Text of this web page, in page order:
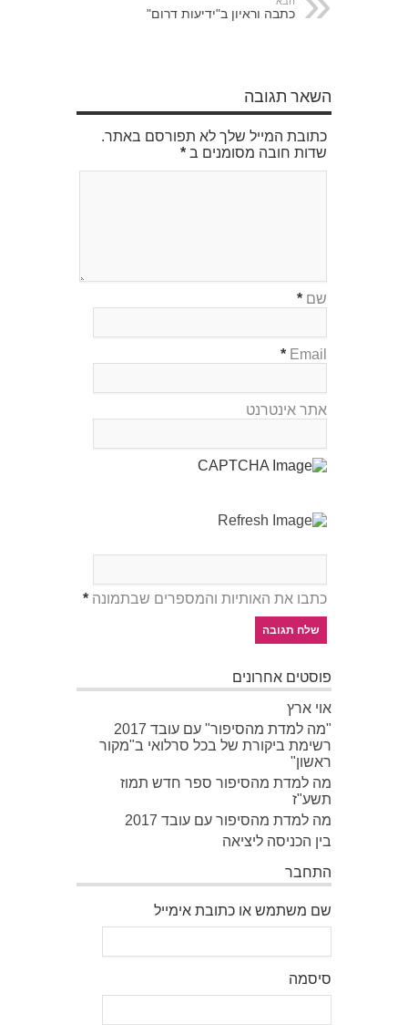
כתבה וראיון ב"ידיעות דרום"
השאר תגובה
כתובת המייל שלך לא תפורסם באתר.
שדות חובה מסומנים ב *
שם *
Email
*
אתר אינטרנט
כתבו את האותיות והמספרים שבתמונה *
פוסטים אחרונים
אוי ארץ
"מה למדת מהסיפור" עם עובד 2017
רשימת ביקורת של בכל סרלואי ב"מקור
ראשון"
מה למדת מהסיפור ספר חדש תמוז
תשע"ז
מה למדת מהסיפור עם עובד 2017
בין הכניסה ליציאה
התחבר
שם משתמש או כתובת אימייל
סיסמה